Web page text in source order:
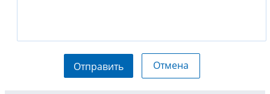
Отправить Отмена